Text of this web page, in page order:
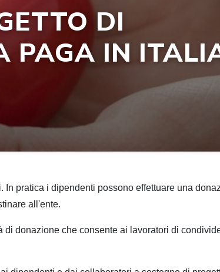
DI
PAGA IN
pratica i dipendenti possono effettuare una
all'ente.
donazione che consente ai lavoratori di